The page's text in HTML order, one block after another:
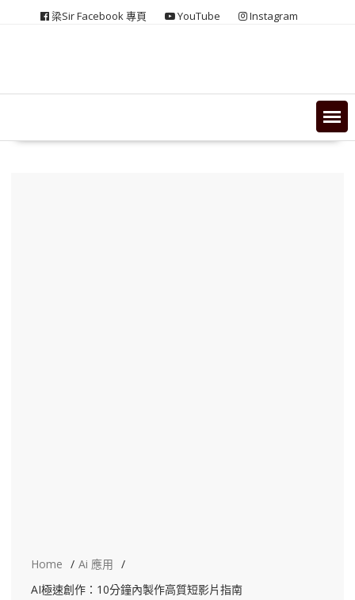
梁Sir Facebook 專頁 YouTube Instagram
Home
Ai 應用
AI極速創作：10分鐘內製作高質短影片指南